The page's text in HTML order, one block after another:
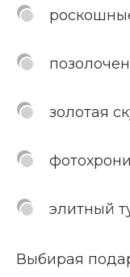
золотая
элитный
Выбирая